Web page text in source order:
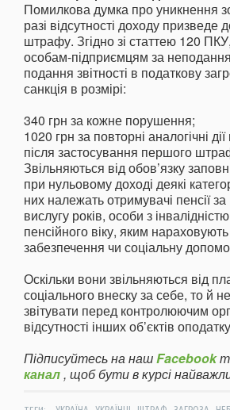
Помилкова думка про уникнення
разі відсутності доходу призведе
штрафу. Згідно зі статтею 120
особам-підприємцям за
подання звітності в податкову
санкція в розмірі:
340 грн за кожне порушення;
1020 грн за повторні аналогічні
після застосування першого
Звільняються від обов’язку
при нульовому доході деякі
них належать отримувачі пенсії
вислугу років, особи з
пенсійного віку, яким
забезпечення чи соціальну
Оскільки вони звільняються від
соціального внеску за себе, то й
звітувати перед контролюючим
відсутності інших об’єктів
Підписуйтесь на нашFacebook
канал, щоб бути в курсі